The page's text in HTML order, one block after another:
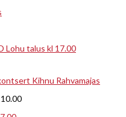
Lohu talus kl 17.00
Kihnu Rahvamajas